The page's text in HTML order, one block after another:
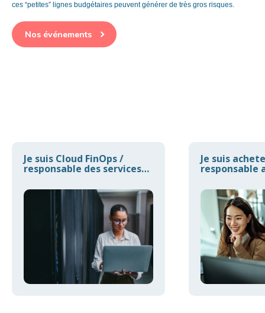
ces “petites” lignes budgétaires peuvent générer de très gros risques.
Nos événements
Je suis Cloud FinOps /
responsable des services
Je suis
responsable